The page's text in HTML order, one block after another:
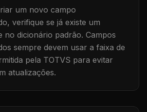
um novo campo
verifique se já existe um
no dicionário padrão. Campos
sempre devem usar a faixa de
pela TOTVS para evitar
atualizações.